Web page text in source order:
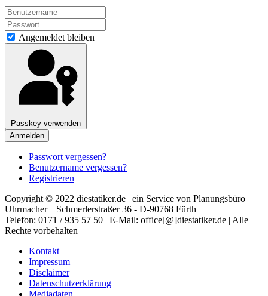
Angemeldet bleiben
Passkey verwenden
Anmelden
Passwort vergessen?
Benutzername vergessen?
Registrieren
Copyright © 2022 diestatiker.de | ein Service von Planungsbüro
Uhrmacher | Schmerlerstraßer 36 - D-90768 Fürth
Telefon: 0171 / 935 57 50 | E-Mail: office[@]diestatiker.de | Alle
Rechte vorbehalten
Kontakt
Impressum
Disclaimer
Datenschutzerklärung